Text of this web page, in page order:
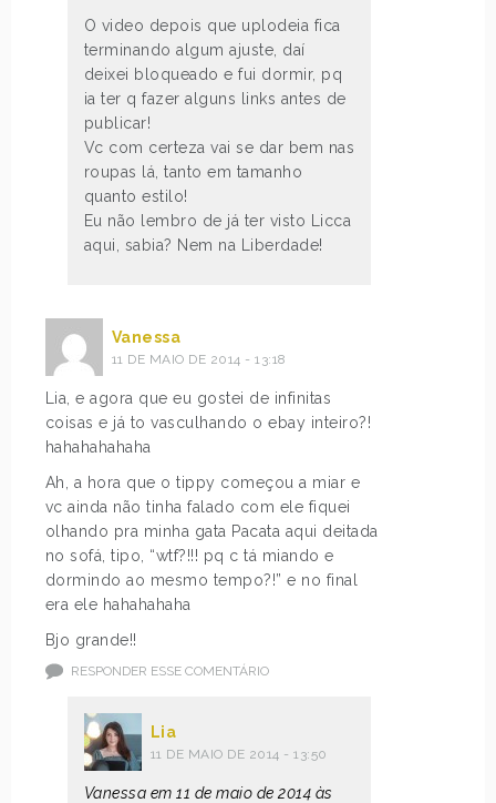
O video depois que uplodeia fica
terminando algum ajuste, daí
deixei bloqueado e fui dormir, pq
ia ter q fazer alguns links antes de
publicar!
Vc com certeza vai se dar bem nas
roupas lá, tanto em tamanho
quanto estilo!
Eu não lembro de já ter visto Licca
aqui, sabia? Nem na Liberdade!
Vanessa
11 DE MAIO DE 2014 - 13:18
Lia, e agora que eu gostei de infinitas
coisas e já to vasculhando o ebay inteiro?!
hahahahahaha
Ah, a hora que o tippy começou a miar e
vc ainda não tinha falado com ele fiquei
olhando pra minha gata Pacata aqui deitada
no sofá, tipo, “wtf?!!! pq c tá miando e
dormindo ao mesmo tempo?!” e no final
era ele hahahahaha
Bjo grande!!
RESPONDER ESSE COMENTÁRIO
Lia
11 DE MAIO DE 2014 - 13:50
Vanessa em 11 de maio de 2014 às